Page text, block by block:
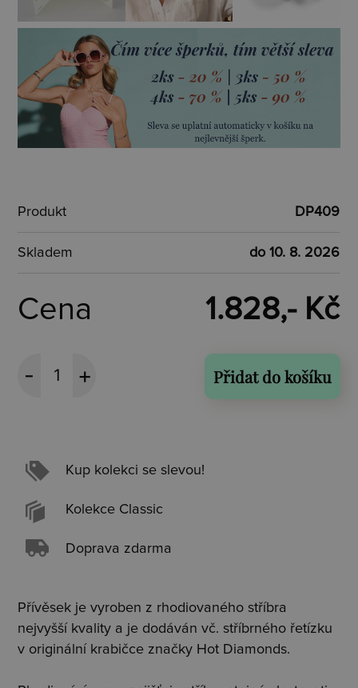
Produkt DP409
Skladem do 10. 8. 2026
Cena 1.828,- Kč
Přidat do košíku
Kup kolekci se slevou!
Kolekce Classic
Doprava zdarma
Přívěsek je vyroben z rhodiovaného stříbra
nejvyšší kvality a je dodáván vč. stříbrného řetízku
v originální krabičce značky Hot Diamonds.